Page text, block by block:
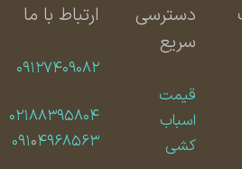
دسترسی
سریع
قیمت
اسباب
کشی
ارتباط با ما
۰۹۱۲۷۴۰۹۰۸۲
۰۲۱۸۸۳۹۵۸۰۴
۰۹۱۰۴۹۶۸۵۶۳